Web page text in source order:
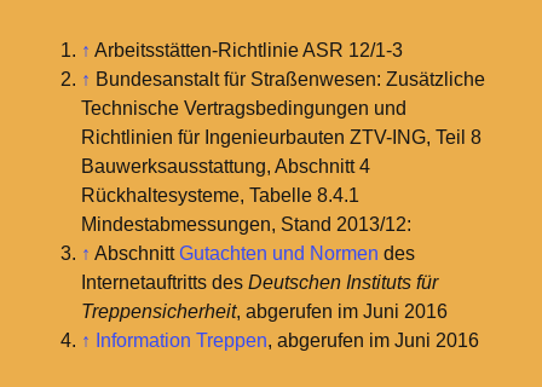
↑ Arbeitsstätten-Richtlinie ASR 12/1-3
↑ Bundesanstalt für Straßenwesen: Zusätzliche
Technische Vertragsbedingungen und
Richtlinien für Ingenieurbauten ZTV-ING, Teil 8
Bauwerksausstattung, Abschnitt 4
Rückhaltesysteme, Tabelle 8.4.1
Mindestabmessungen, Stand 2013/12:
↑ AbschnittGutachten und Normen des
Internetauftritts des Deutschen Instituts für
Treppensicherheit, abgerufen im Juni 2016
↑
Information Treppen, abgerufen im Juni 2016